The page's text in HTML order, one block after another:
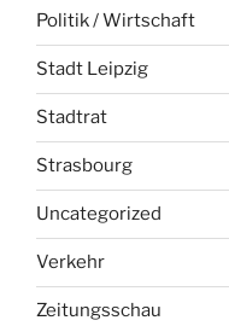
Politik / Wirtschaft
Stadt Leipzig
Stadtrat
Strasbourg
Uncategorized
Verkehr
Zeitungsschau